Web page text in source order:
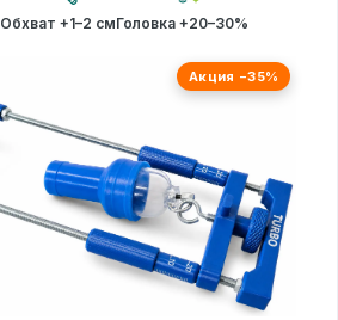
Обхват +1–2 смГоловка +20–30%
Акция −35%